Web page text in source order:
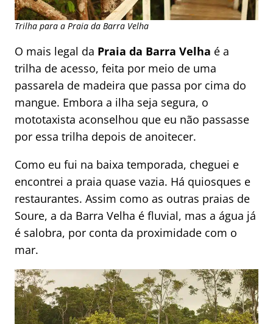
Trilha para a Praia da Barra Velha
O mais legal da Praia da Barra Velha é a
trilha de acesso, feita por meio de uma
passarela de madeira que passa por cima do
mangue. Embora a ilha seja segura, o
mototaxista aconselhou que eu não passasse
por essa trilha depois de anoitecer.
Como eu fui na baixa temporada, cheguei e
encontrei a praia quase vazia. Há quiosques e
restaurantes. Assim como as outras praias de
Soure, a da Barra Velha é fluvial, mas a água já
é salobra, por conta da proximidade com o
mar.